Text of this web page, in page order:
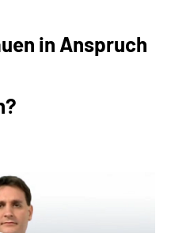
in Anspruch